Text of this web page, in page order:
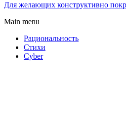
Для желающих конструктивно
Main menu
Рациональность
Стихи
Cyber